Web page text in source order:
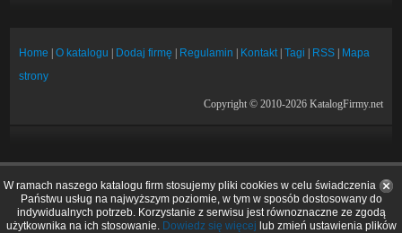
Home |O katalogu Dodaj firmę Regulamin Kontakt|Tagi RSS
Mapa
strony
Copyright © 2010-2026 KatalogFirmy.net
W ramach naszego katalogu firm stosujemy pliki cookies w celu świadczenia
Państwu usług na najwyższym poziomie, w tym w sposób dostosowany do
indywidualnych potrzeb. Korzystanie z serwisu jest równoznaczne ze zgodą
użytkownika na ich stosowanie. Dowiedz się więcej lub zmień ustawienia plików